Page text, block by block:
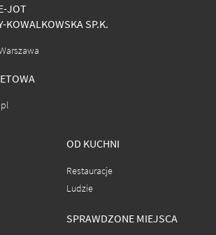
JOT
KOWALKOWSKA SP.K.
OD KUCHNI
Restauracje
Ludzie
SPRAWDZONE MIEJSCA